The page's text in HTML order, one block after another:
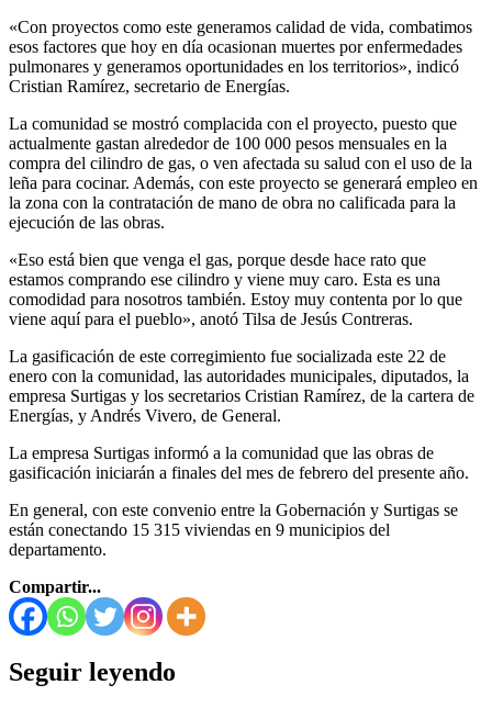
«Con proyectos como este generamos calidad de vida, combatimos
esos factores que hoy en día ocasionan muertes por enfermedades
pulmonares y generamos oportunidades en los territorios», indicó
Cristian Ramírez, secretario de Energías.
La comunidad se mostró complacida con el proyecto, puesto que
actualmente gastan alrededor de 100 000 pesos mensuales en la
compra del cilindro de gas, o ven afectada su salud con el uso de la
leña para cocinar. Además, con este proyecto se generará empleo en
la zona con la contratación de mano de obra no calificada para la
ejecución de las obras.
«Eso está bien que venga el gas, porque desde hace rato que
estamos comprando ese cilindro y viene muy caro. Esta es una
comodidad para nosotros también. Estoy muy contenta por lo que
viene aquí para el pueblo», anotó Tilsa de Jesús Contreras.
La gasificación de este corregimiento fue socializada este 22 de
enero con la comunidad, las autoridades municipales, diputados, la
empresa Surtigas y los secretarios Cristian Ramírez, de la cartera de
Energías, y Andrés Vivero, de General.
La empresa Surtigas informó a la comunidad que las obras de
gasificación iniciarán a finales del mes de febrero del presente año.
En general, con este convenio entre la Gobernación y Surtigas se
están conectando 15 315 viviendas en 9 municipios del
departamento.
Compartir...
Seguir leyendo